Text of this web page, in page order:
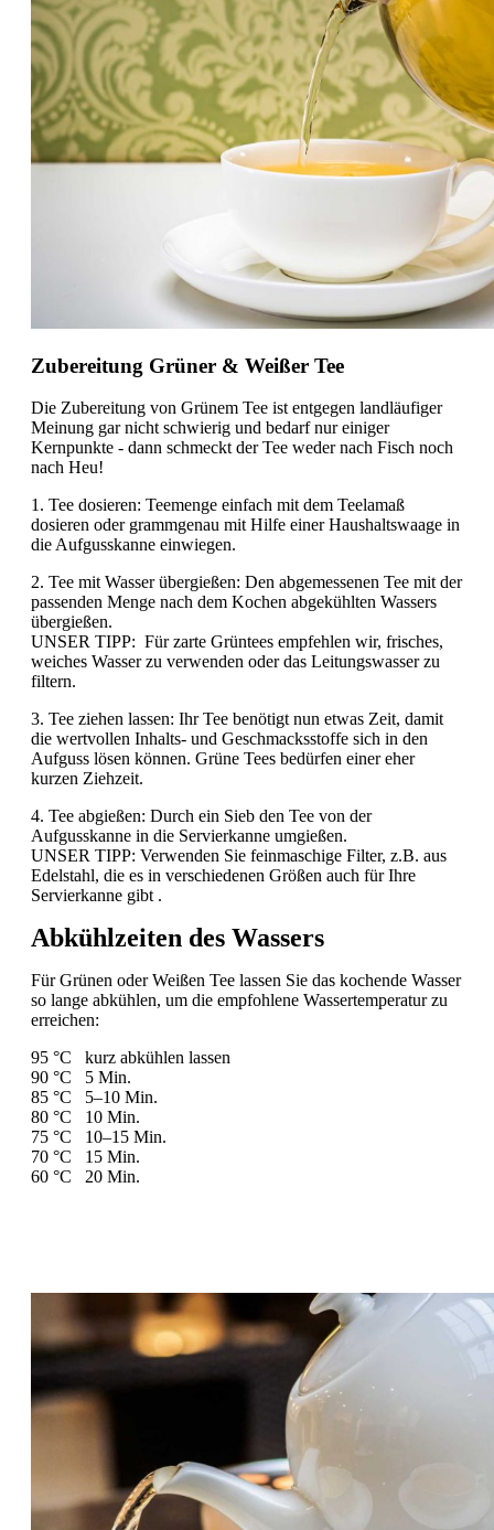
Zubereitung Grüner & Weißer Tee
Die Zubereitung von Grünem Tee ist entgegen landläufiger
Meinung gar nicht schwierig und bedarf nur einiger
Kernpunkte - dann schmeckt der Tee weder nach Fisch noch
nach Heu!
1. Tee dosieren: Teemenge einfach mit dem Teelamaß
dosieren oder grammgenau mit Hilfe einer Haushaltswaage in
die Aufgusskanne einwiegen.
2. Tee mit Wasser übergießen: Den abgemessenen Tee mit der
passenden Menge nach dem Kochen abgekühlten Wassers
übergießen.
UNSER TIPP: Für zarte Grüntees empfehlen wir, frisches,
weiches Wasser zu verwenden oder das Leitungswasser zu
filtern.
3. Tee ziehen lassen: Ihr Tee benötigt nun etwas Zeit, damit
die wertvollen Inhalts- und Geschmacksstoffe sich in den
Aufguss lösen können. Grüne Tees bedürfen einer eher
kurzen Ziehzeit.
4. Tee abgießen: Durch ein Sieb den Tee von der
Aufgusskanne in die Servierkanne umgießen.
UNSER TIPP: Verwenden Sie feinmaschige Filter, z.B. aus
Edelstahl, die es in verschiedenen Größen auch für Ihre
Servierkanne gibt .
Abkühlzeiten des Wassers
Für Grünen oder Weißen Tee lassen Sie das kochende Wasser
so lange abkühlen, um die empfohlene Wassertemperatur zu
erreichen:
95 °C kurz abkühlen lassen
90 °C 5 Min.
85 °C 5–10 Min.
80 °C 10 Min.
75 °C 10–15 Min.
70 °C 15 Min.
60 °C 20 Min.